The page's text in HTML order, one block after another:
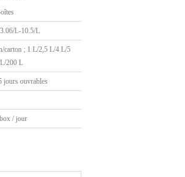
L-10.5/L
carton ; 1 L/2,5 L/4 L/5
200 L
jours ouvrables
/ jour